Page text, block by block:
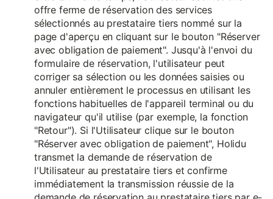
offre ferme de réservation des services
sélectionnés au prestataire tiers nommé sur la
page d'aperçu en cliquant sur le bouton "Réserver
avec obligation de paiement". Jusqu'à l'envoi du
formulaire de réservation, l'utilisateur peut
corriger sa sélection ou les données saisies ou
annuler entièrement le processus en utilisant les
fonctions habituelles de l'appareil terminal ou du
navigateur qu'il utilise (par exemple, la fonction
"Retour"). Si l'Utilisateur clique sur le bouton
"Réserver avec obligation de paiement", Holidu
transmet la demande de réservation de
l'Utilisateur au prestataire tiers et confirme
immédiatement la transmission réussie de la